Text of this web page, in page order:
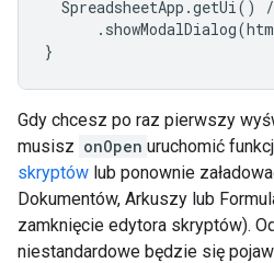
SpreadsheetApp.getUi()
}
Gdy chcesz po raz pierwszy
musisz onOpen uruchomić
skryptów lub ponownie
Dokumentów, Arkuszy lub
zamknięcie edytora skryptów).
niestandardowe będzie się